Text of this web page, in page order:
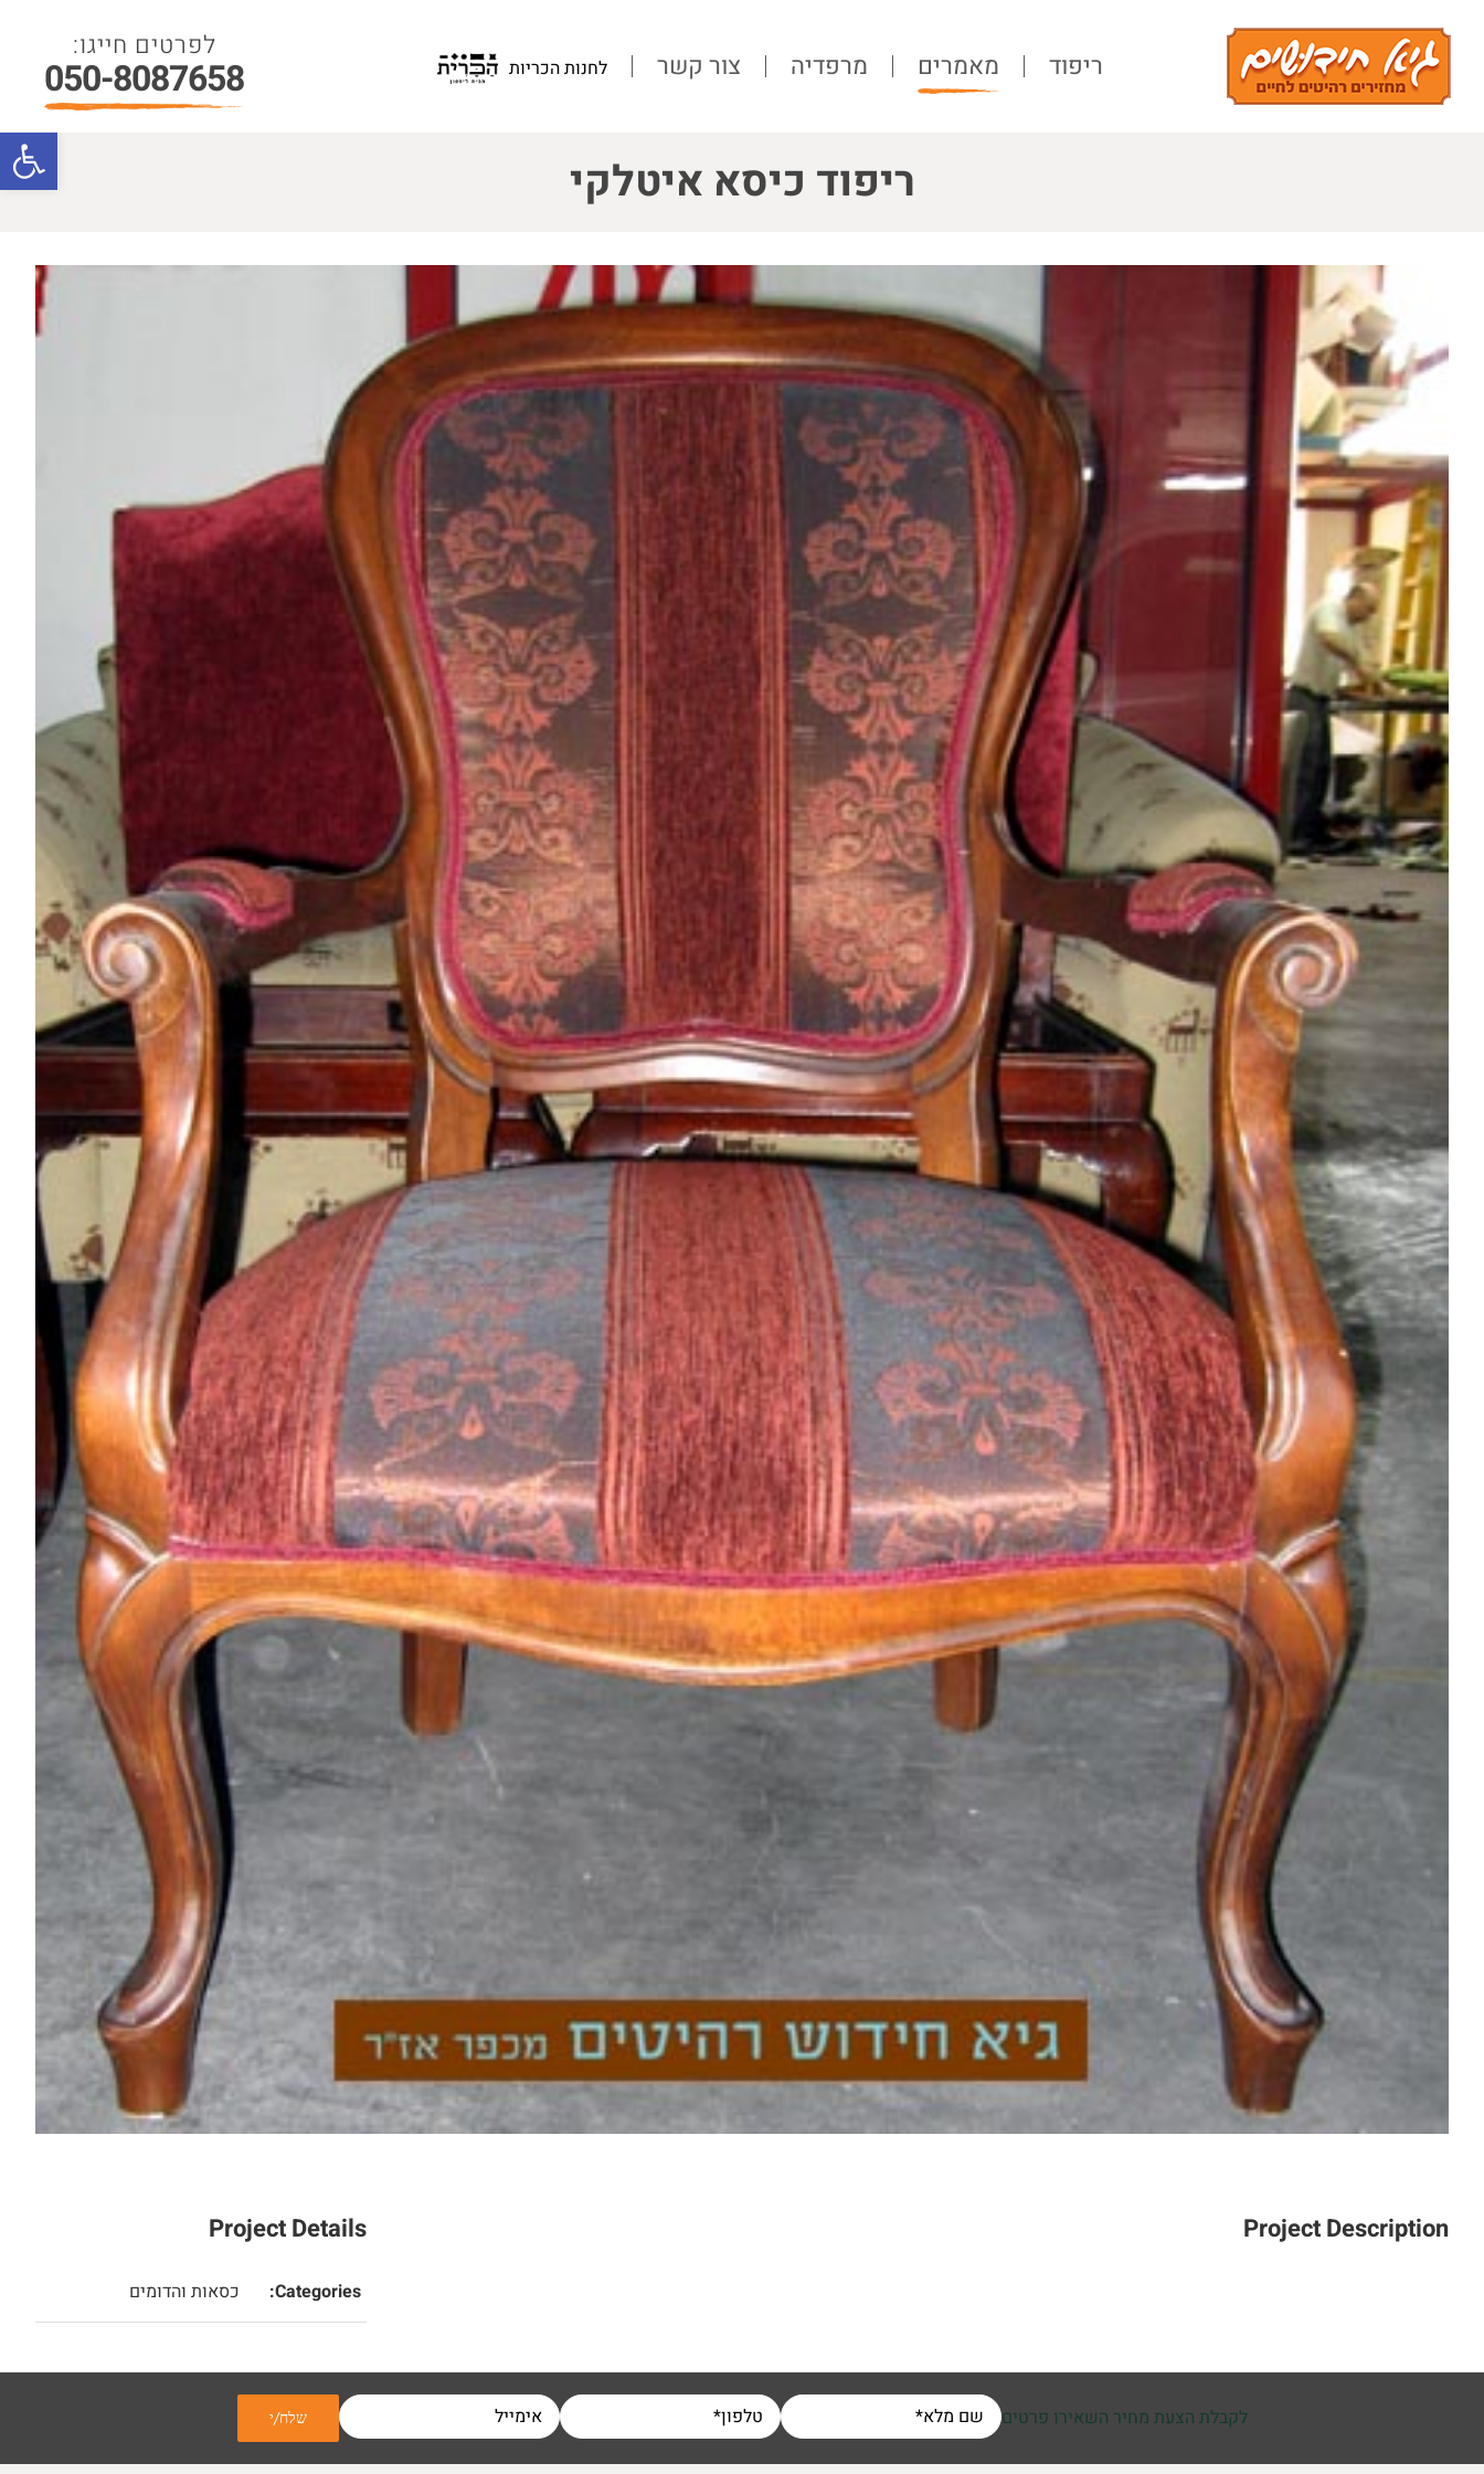
פתח
content
ריפוד מאמרים מרפדיה צור קשר לחנות הכריות 050-8087658
ריפוד כיסא איטלקי
Project Description
Project Details
Categories: כסאות והדומים
לקבלת הצעת מחיר השאירו פרטים